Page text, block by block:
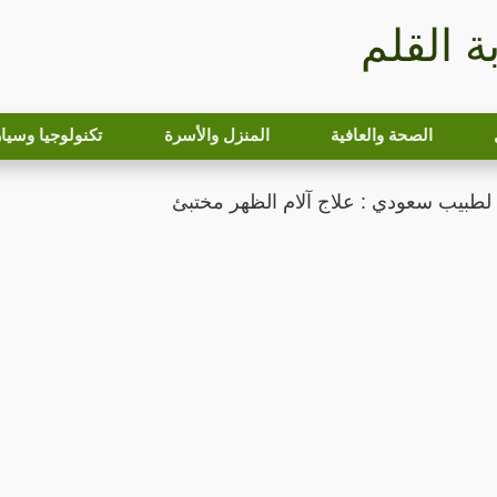
القلم
الصحة والعافية المنزل والأسرة تكنولوجيا
سعودي : علاج آلام الظهر مختبئ